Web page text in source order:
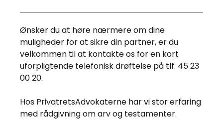
Ønsker du at høre nærmere om dine
muligheder for at sikre din partner, er du
velkommen til at kontakte os for en kort
uforpligtende telefonisk drøftelse på tlf. 45 23
00 20.
Hos PrivatretsAdvokaterne har vi stor erfaring
med rådgivning om arv og testamenter.